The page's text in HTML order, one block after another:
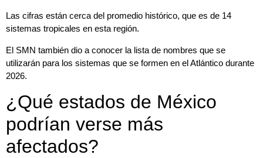
Las cifras están cerca del promedio histórico, que es de 14
sistemas tropicales en esta región.
El SMN también dio a conocer la lista de nombres que se
utilizarán para los sistemas que se formen en el Atlántico durante
2026.
¿Qué estados de México
podrían verse más
afectados?